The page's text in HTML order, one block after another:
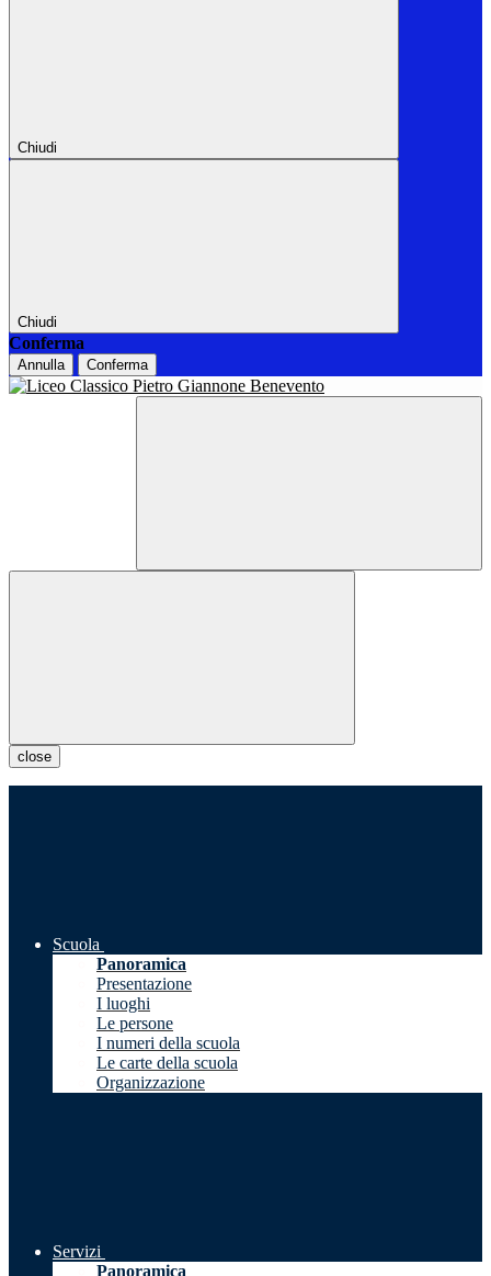
Chiudi
Chiudi
Conferma
Annulla Conferma
close
Scuola
Panoramica
Presentazione
I luoghi
Le persone
I numeri della scuola
Le carte della scuola
Organizzazione
Servizi
Panoramica